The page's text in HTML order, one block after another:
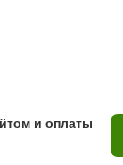
и оплаты